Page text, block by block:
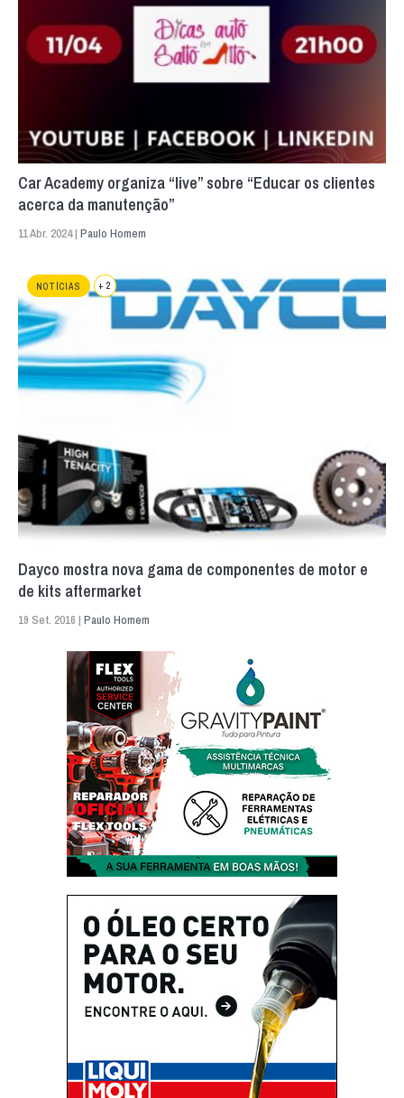
Car Academy organiza “live” sobre “Educar os clientes
acerca da manutenção”
11 Abr. 2024 | Paulo Homem
NOTÍCIAS + 2
Dayco mostra nova gama de componentes de motor e
de kits aftermarket
19 Set. 2016 | Paulo Homem